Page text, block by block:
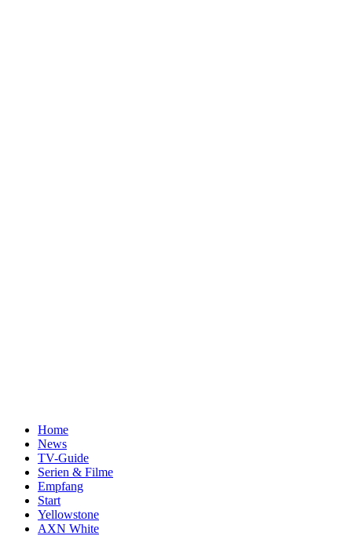
Home
News
TV-Guide
Serien & Filme
Empfang
Start
Yellowstone
AXN White